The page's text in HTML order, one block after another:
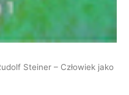
Steiner – Człowiek jako